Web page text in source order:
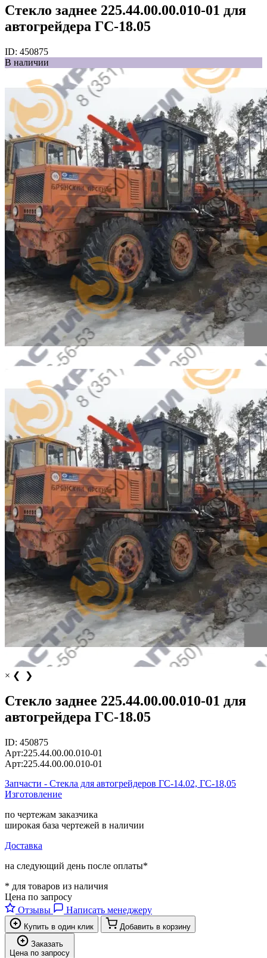
Стекло заднее 225.44.00.00.010-01 для
автогрейдера ГС-18.05
ID: 450875
В наличии
× ❮ ❯
Стекло заднее 225.44.00.00.010-01 для
автогрейдера ГС-18.05
ID: 450875
Арт:225.44.00.00.010-01
Арт:225.44.00.00.010-01
Запчасти - Стекла для автогрейдеров ГС-14.02, ГС-18,05
Изготовление
по чертежам заказчика
широкая база чертежей в наличии
Доставка
на следующий день после оплаты*
* для товаров из наличия
Цена по запросу
Отзывы
Написать менеджеру
Купить в один клик
Добавить в корзину
Заказать
Цена по запросу